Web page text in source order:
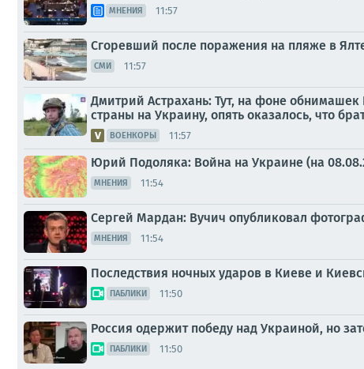
МНЕНИЯ 11:57
Сгоревший после поражения на пляже в
СМИ 11:57
Дмитрий Астрахань: Тут, на фоне
страны на Украину, опять оказалось, что
ВОЕНКОРЫ 11:57
Юрий Подоляка: Война на Украине (на
МНЕНИЯ 11:54
Сергей Мардан: Вучич опубликовал
МНЕНИЯ 11:54
Последствия ночных ударов в Киеве и
ПАБЛИКИ 11:50
Россия одержит победу над Украиной, но
ПАБЛИКИ 11:50